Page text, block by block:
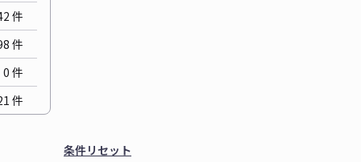
件
件
0 件
件
条件リセット